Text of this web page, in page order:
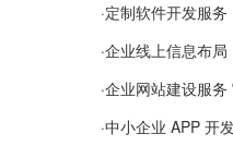
·定制软件开发服务，梳理
·企业线上信息布局，适配 AI
·企业网站建设服务 官
·中小企业 APP 开发常见误